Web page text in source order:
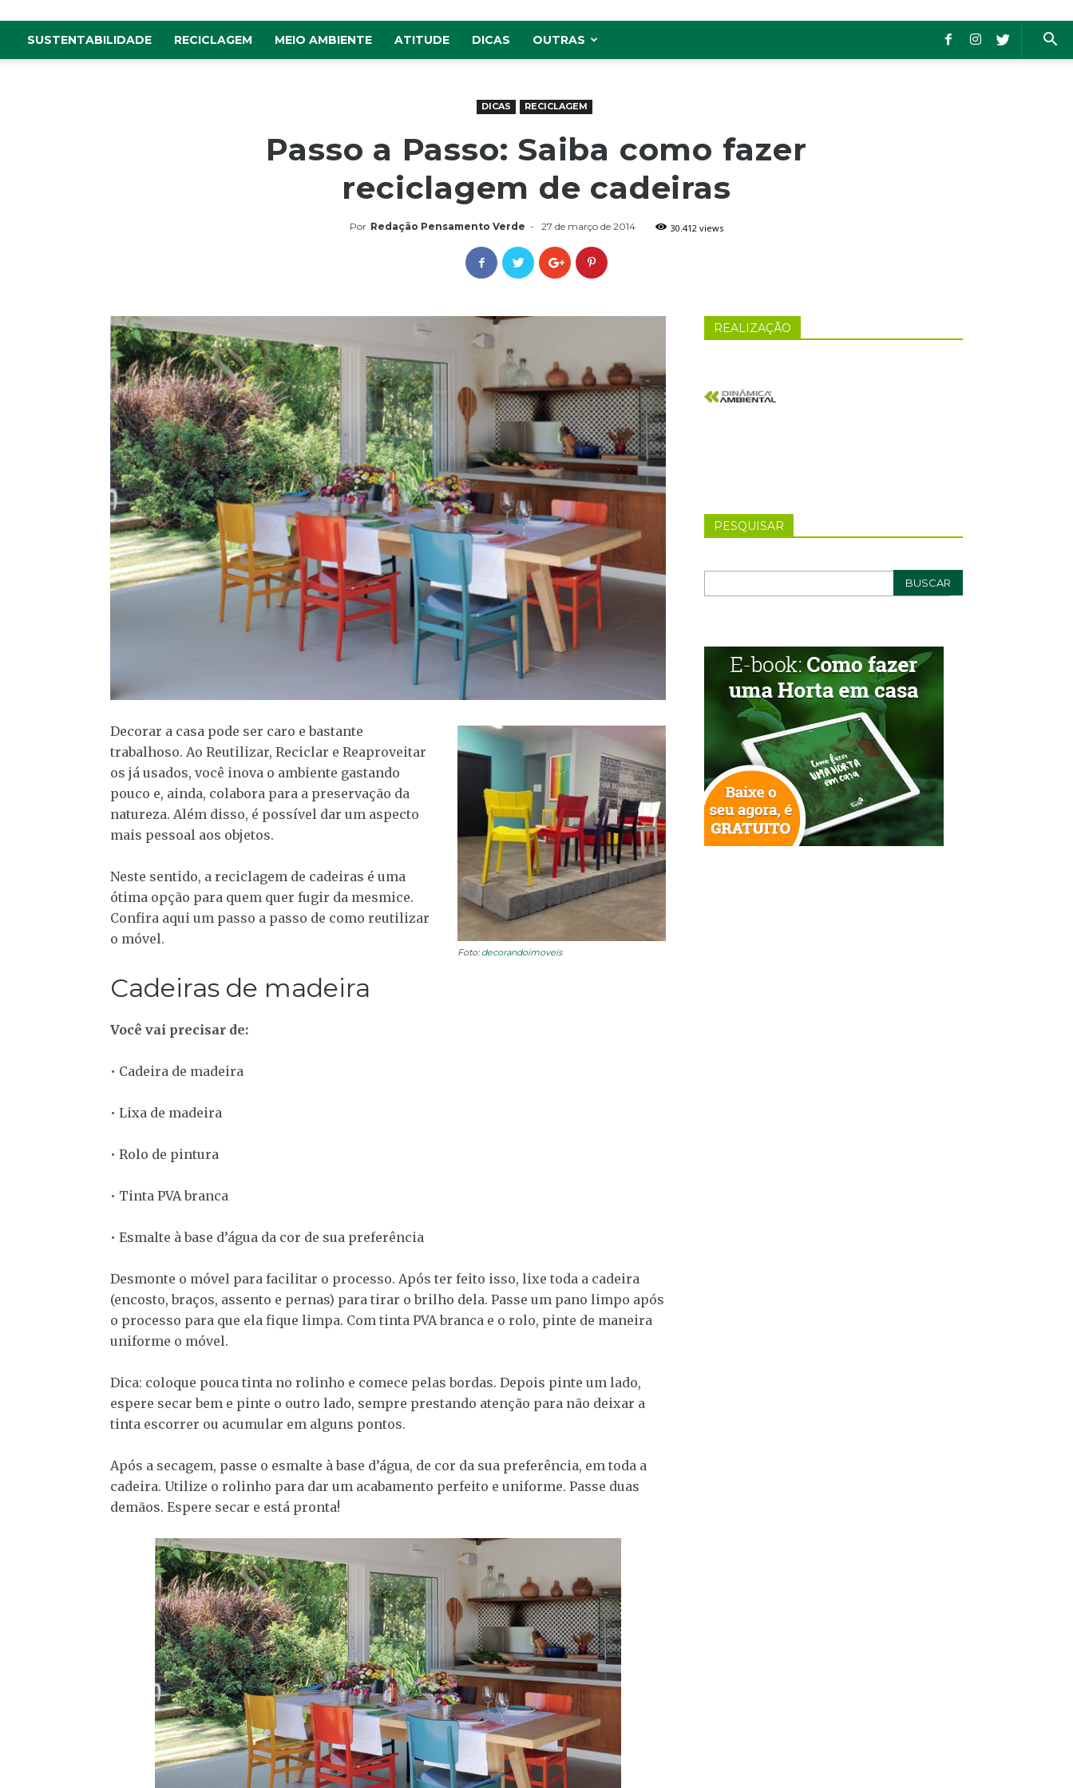
SUSTENTABILIDADE RECICLAGEM MEIO AMBIENTE ATITUDE DICAS OUTRAS
DICAS RECICLAGEM
Passo a Passo: Saiba como fazer
reciclagem de cadeiras
Por Redação Pensamento Verde - 27 de março de 2014 30.412 views
Foto: decorandoimoveis
Decorar a casa pode ser caro e bastante
trabalhoso. Ao Reutilizar, Reciclar e Reaproveitar
os já usados, você inova o ambiente gastando
pouco e, ainda, colabora para a preservação da
natureza. Além disso, é possível dar um aspecto
mais pessoal aos objetos.
Neste sentido, a reciclagem de cadeiras é uma
ótima opção para quem quer fugir da mesmice.
Confira aqui um passo a passo de como reutilizar
o móvel.
Cadeiras de madeira
Você vai precisar de:
• Cadeira de madeira
• Lixa de madeira
• Rolo de pintura
• Tinta PVA branca
• Esmalte à base d’água da cor de sua preferência
Desmonte o móvel para facilitar o processo. Após ter feito isso, lixe toda a cadeira
(encosto, braços, assento e pernas) para tirar o brilho dela. Passe um pano limpo após
o processo para que ela fique limpa. Com tinta PVA branca e o rolo, pinte de maneira
uniforme o móvel.
Dica: coloque pouca tinta no rolinho e comece pelas bordas. Depois pinte um lado,
espere secar bem e pinte o outro lado, sempre prestando atenção para não deixar a
tinta escorrer ou acumular em alguns pontos.
Após a secagem, passe o esmalte à base d’água, de cor da sua preferência, em toda a
cadeira. Utilize o rolinho para dar um acabamento perfeito e uniforme. Passe duas
demãos. Espere secar e está pronta!
REALIZAÇÃO
PESQUISAR